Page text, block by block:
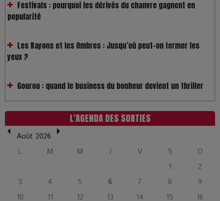
L’Affaire Bojarski : entre faux billets et vraie tragédie
humaine
l’avenir de la montagne française
L'AGENDA DES SORTIES
Août 2026
L
M M J V S
D
1
2
3
4 5 6 7 8
9
10
11 12 13 14 15
16